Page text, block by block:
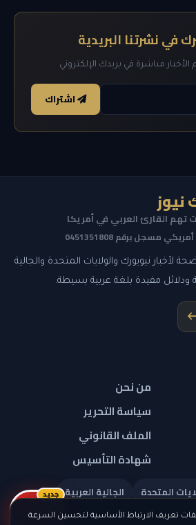
تعريف الارتباط الأساسية لتحسين السرعة
في نشرتنا البريدية
مباشرة في بريدك الإلكتروني
اشتراك
نيوز
تهم القارئ العربي في أمريكا
مسجل برقم 0451351808
لأخبار نيويورك والولايات المتحدة والجالية
ودلائل مفيدة بلغة عربية بسيطة.
من نحن
سياسة التحرير
الملف القانوني
شهادة التأسيس
المتحدة
الجالية العربية
ريلز
جديد